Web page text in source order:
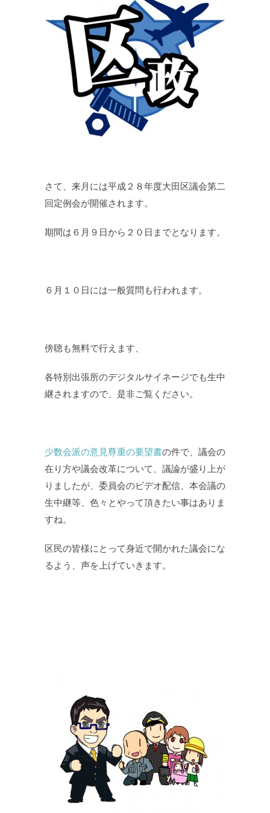
さて、来月には平成２８年度大田区議会第二
回定例会が開催されます。
期間は６月９日から２０日までとなります。
６月１０日には一般質問も行われます。
傍聴も無料で行えます、
各特別出張所のデジタルサイネージでも生中
継されますので、是非ご覧ください。
少数会派の意見尊重の要望書の件で、議会の
在り方や議会改革について、議論が盛り上が
りましたが、委員会のビデオ配信、本会議の
生中継等、色々とやって頂きたい事はありま
すね。
区民の皆様にとって身近で開かれた議会にな
るよう、声を上げていきます。